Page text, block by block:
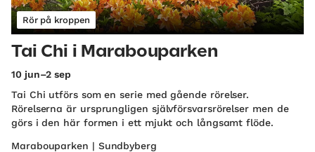
Rör på kroppen
Tai Chi i Marabouparken
10 jun–2 sep
Tai Chi utförs som en serie med gående rörelser.
Rörelserna är ursprungligen självförsvarsrörelser men de
görs i den här formen i ett mjukt och långsamt flöde.
Marabouparken | Sundbyberg